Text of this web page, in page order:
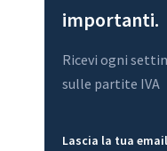
importanti.
Ricevi ogni
sulle partite IVA
D
u
Lascia la tua email